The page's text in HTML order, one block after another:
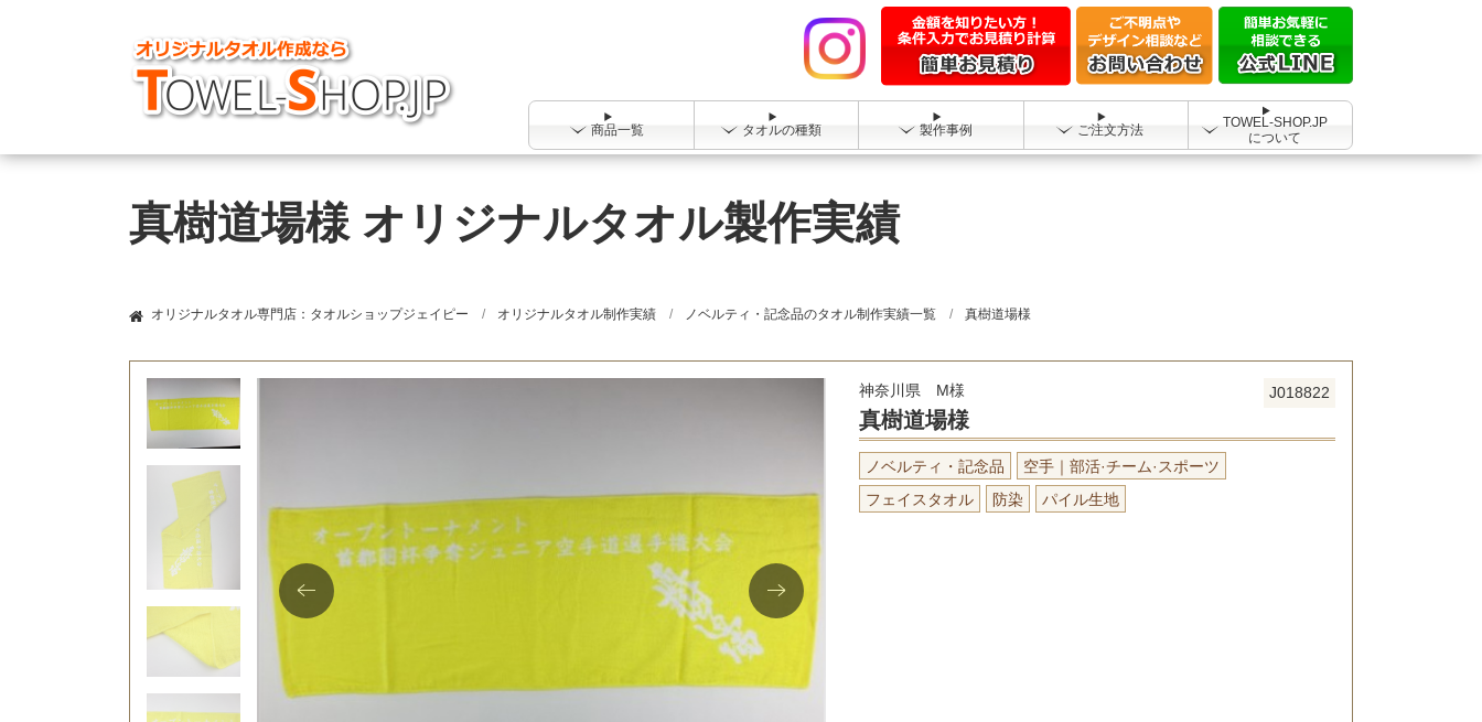
商品一覧 タオルの種類 製作事例 ご注文方法
TOWEL-SHOP.JP
について
真樹道場様 オリジナルタオル製作実績
オリジナルタオル専門店：タオルショップジェイピー オリジナルタオル制作実績 ノベルティ・記念品のタオル制作実績一覧 真樹道場様
J018822
神奈川県 M様
真樹道場様
ノベルティ・記念品
空手｜部活·チーム·スポーツ
フェイスタオル
防染 パイル生地